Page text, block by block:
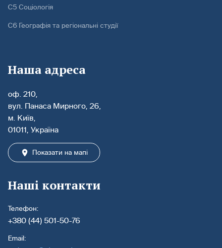
С5 Соціологія
С6 Географія та регіональні студії
Наша адреса
оф. 210,
вул. Панаса Мирного, 26,
м. Київ,
01011, Україна
Показати на мапі
Наші контакти
Телефон:
+380 (44) 501-50-76
Email: